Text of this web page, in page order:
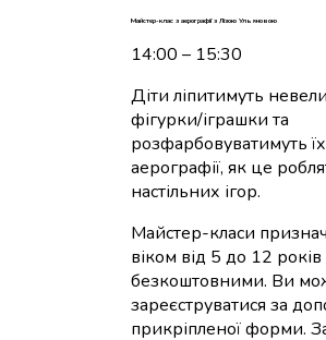
Майстер-клас з аерографії з Лізою Ульяновою
14:00 – 15:30
Діти ліпитимуть
фігурки/іграшки та
розфарбовуватимуть їх
аерографії, як це
настільних ігор.
Майстер-класи
віком від 5 до 12
безкоштовними. Ви
зареєструватися за
прикріпленої форми.